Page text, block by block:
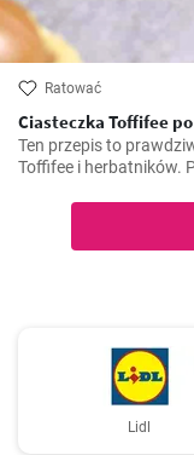
Ratować
Ciasteczka Toffifee
Ten przepis to
Toffifee i herbatników.
Radość i
podałam ten przepis
Zawsze będzie to mój
Lidl